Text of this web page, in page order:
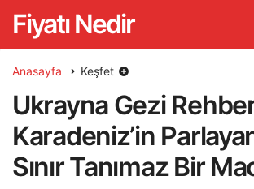
Fiyatı Nedir
Anasayfa Keşfet
Ukrayna Gezi
Karadeniz’in Parlayan
Sınır Tanımaz Bir